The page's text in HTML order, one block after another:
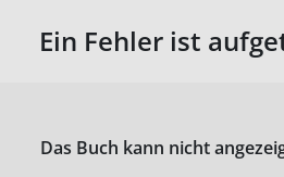
Ein Fehler ist
Das Buch kann nicht